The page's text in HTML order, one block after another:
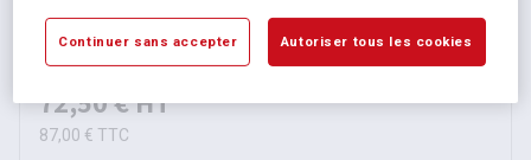
Sur commande
72,50 €HT
87,00 € TTC
Continuer sans accepter Autoriser tous les cookies